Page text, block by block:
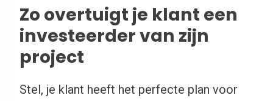
Zo overtuigt je klant een
investeerder van zijn
project
Stel, je klant heeft het perfecte plan voor